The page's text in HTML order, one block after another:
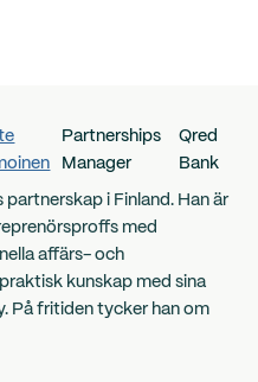
Partnerships
Manager
Qred
Bank
i Finland. Han är
med
affärs- och
kunskap med sina
På fritiden tycker han om